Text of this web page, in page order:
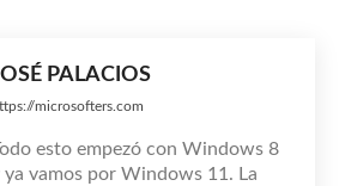
PALACIOS
microsofters.com
esto empezó con Windows 8
ya vamos por Windows 11. La